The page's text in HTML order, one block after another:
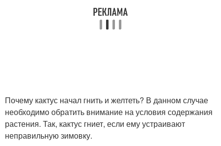
Почему кактус начал гнить и желтеть? В данном случае
необходимо обратить внимание на условия содержания
растения. Так, кактус гниет, если ему устраивают
неправильную зимовку.